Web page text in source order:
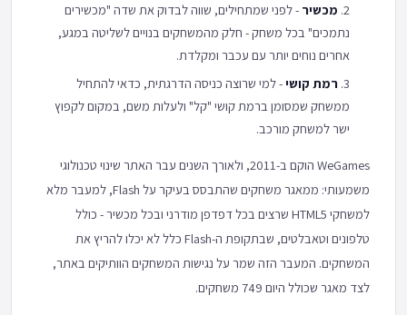
מכשיר - לפני שמתחילים, שווה לבדוק את שדה "מכשירים
נתמכים" בכל משחק - חלק מהמשחקים בנויים לשליטה במגע,
אחרים נוחים יותר עם עכבר ומקלדת.
רמת קושי- למי שרוצה כניסה הדרגתית, כדאי להתחיל
ממשחק שמסומן ברמת קושי "קל" ולעלות משם, במקום לקפוץ
ישר למשחק מורכב.
WeGames הוקם ב-2011, ולאורך השנים עבר האתר שינוי טכנולוגי
משמעותי: ממאגר משחקים שהתבסס בעיקר על Flash, למעבר מלא
למשחקי HTML5 שרצים בכל דפדפן מודרני ובכל מכשיר - כולל
טלפונים וטאבלטים, שבתקופת ה-Flash כלל לא יכלו להריץ את
המשחקים. המעבר הזה שמר על נגישות המשחקים הוותיקים באתר,
לצד מאגר שכולל היום 749 משחקים.